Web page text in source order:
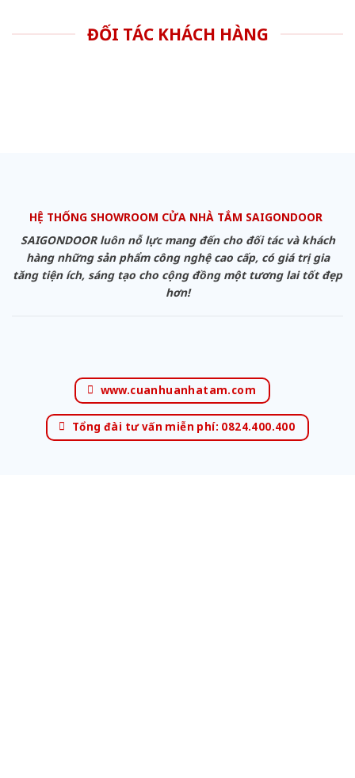
ĐỐI TÁC KHÁCH HÀNG
HỆ THỐNG SHOWROOM CỬA NHÀ TẮM SAIGONDOOR
SAIGONDOOR luôn nỗ lực mang đến cho đối tác và khách
hàng những sản phẩm công nghệ cao cấp, có giá trị gia
tăng tiện ích, sáng tạo cho cộng đồng một tương lai tốt đẹp
hơn!
www.cuanhuanhatam.com
Tổng đài tư vấn miễn phí: 0824.400.400